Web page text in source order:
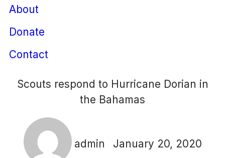
About
Donate
Contact
Scouts respond to Hurricane Dorian in
the Bahamas
admin January 20, 2020